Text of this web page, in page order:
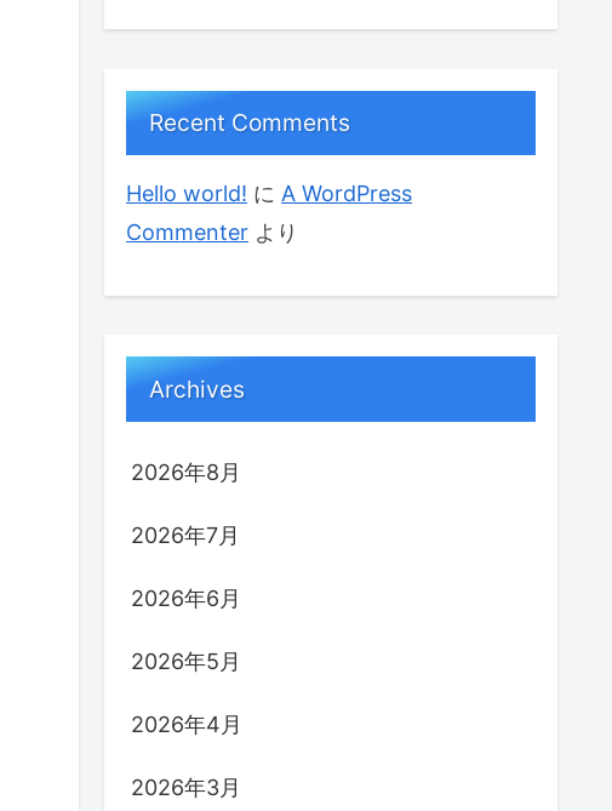
Recent Comments
Hello world! に A WordPress
Commenter より
Archives
2026年8月
2026年7月
2026年6月
2026年5月
2026年4月
2026年3月